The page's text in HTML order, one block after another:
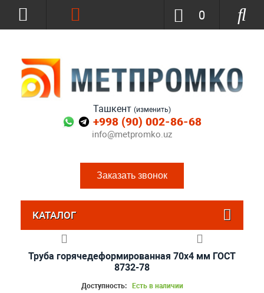
Ташкент (изменить)
+998 (90) 002-86-68
info@metpromko.uz
Заказать звонок
0
КАТАЛОГ
Труба горячедеформированная 70х4 мм ГОСТ
8732-78
Доступность: Есть в наличии